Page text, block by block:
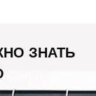
ЗНАТЬ